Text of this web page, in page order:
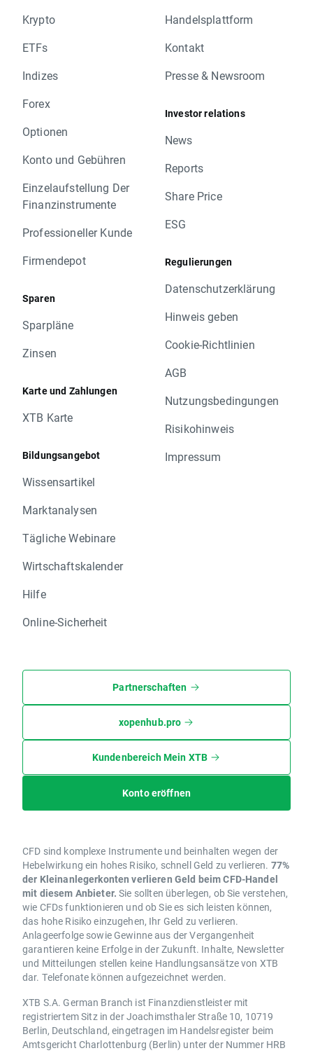
Krypto
ETFs
Indizes
Forex
Optionen
Konto und Gebühren
Einzelaufstellung Der
Finanzinstrumente
Professioneller Kunde
Firmendepot
Sparen
Sparpläne
Zinsen
Karte und Zahlungen
XTB Karte
Bildungsangebot
Wissensartikel
Marktanalysen
Tägliche Webinare
Wirtschaftskalender
Hilfe
Online-Sicherheit
Handelsplattform
Kontakt
Presse & Newsroom
Investor relations
News
Reports
Share Price
ESG
Regulierungen
Datenschutzerklärung
Hinweis geben
Cookie-Richtlinien
AGB
Nutzungsbedingungen
Risikohinweis
Impressum
Partnerschaften
xopenhub.pro
Kundenbereich Mein XTB
Konto eröffnen
CFD sind komplexe Instrumente und beinhalten wegen der
Hebelwirkung ein hohes Risiko, schnell Geld zu verlieren. 77%
der Kleinanlegerkonten verlieren Geld beim CFD-Handel
mit diesem Anbieter. Sie sollten überlegen, ob Sie verstehen,
wie CFDs funktionieren und ob Sie es sich leisten können,
das hohe Risiko einzugehen, Ihr Geld zu verlieren.
Anlageerfolge sowie Gewinne aus der Vergangenheit
garantieren keine Erfolge in der Zukunft. Inhalte, Newsletter
und Mitteilungen stellen keine Handlungsansätze von XTB
dar. Telefonate können aufgezeichnet werden.
XTB S.A. German Branch ist Finanzdienstleister mit
registriertem Sitz in der Joachimsthaler Straße 10, 10719
Berlin, Deutschland, eingetragen im Handelsregister beim
Amtsgericht Charlottenburg (Berlin) unter der Nummer HRB